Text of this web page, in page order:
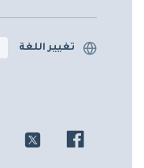
تغيير اللغة